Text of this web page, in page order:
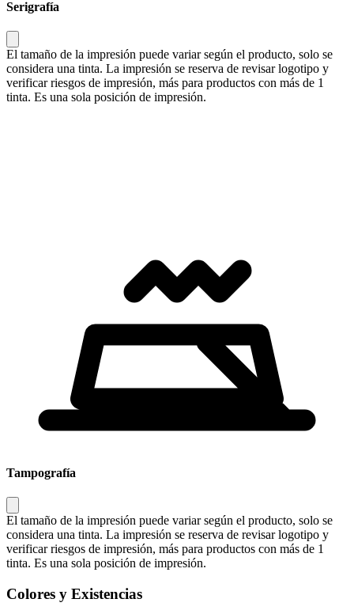
Serigrafía
El tamaño de la impresión puede variar según el producto, solo se
considera una tinta. La impresión se reserva de revisar logotipo y
verificar riesgos de impresión, más para productos con más de 1
tinta. Es una sola posición de impresión.
Tampografía
El tamaño de la impresión puede variar según el producto, solo se
considera una tinta. La impresión se reserva de revisar logotipo y
verificar riesgos de impresión, más para productos con más de 1
tinta. Es una sola posición de impresión.
Colores y Existencias